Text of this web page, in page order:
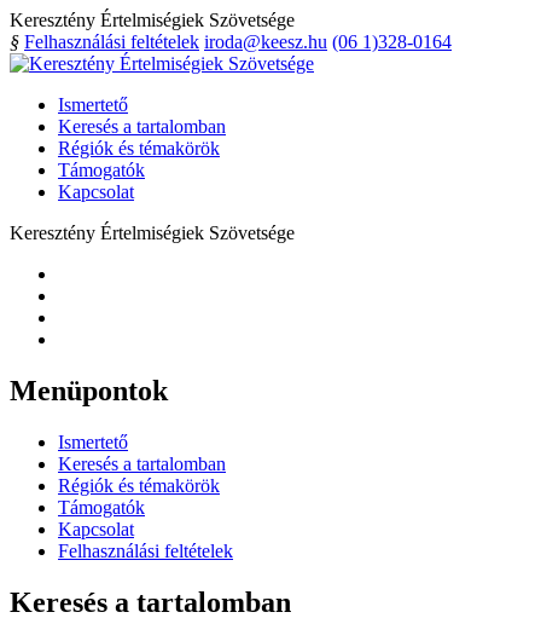
Keresztény Értelmiségiek Szövetsége
§ Felhasználási feltételek iroda@keesz.hu (06 1)328-0164
Ismertető
Keresés a tartalomban
Régiók és témakörök
Támogatók
Kapcsolat
Keresztény Értelmiségiek Szövetsége
Menüpontok
Ismertető
Keresés a tartalomban
Régiók és témakörök
Támogatók
Kapcsolat
Felhasználási feltételek
Keresés a tartalomban